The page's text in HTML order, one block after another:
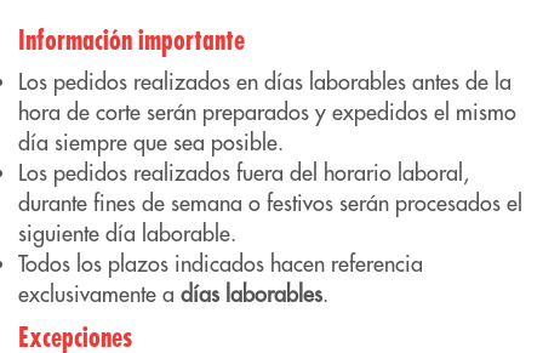
Información importante
Los pedidos realizados en días laborables antes de la
hora de corte serán preparados y expedidos el mismo
día siempre que sea posible.
Los pedidos realizados fuera del horario laboral,
durante fines de semana o festivos serán procesados el
siguiente día laborable.
Todos los plazos indicados hacen referencia
exclusivamente a días laborables.
Excepciones